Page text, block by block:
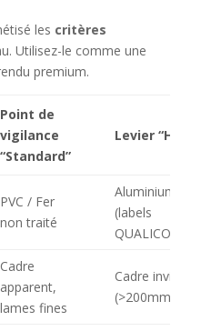
les critères
Utilisez-le comme une
premium.
Point de
vigilance
“Standard”
Levier “Haut
PVC / Fer
non traité
Aluminium
(labels
QUALICOAT/
Cadre
apparent,
lames fines
Cadre invisible,
(>200mm)